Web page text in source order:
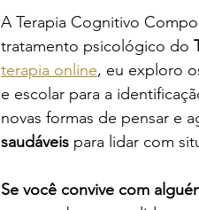
A Terapia Cognitivo
tratamento psicológico do
terapia online, eu exploro
e escolar para a
novas formas de pensar e
saudáveis para lidar com
Se você convive com